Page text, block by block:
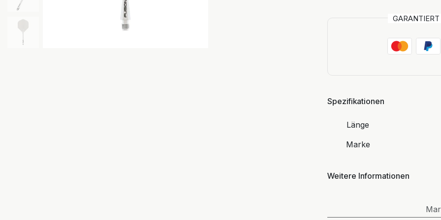
GARANTIERT
Spezifikationen
Länge
Marke
Weitere Informationen